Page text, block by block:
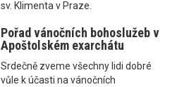
sv. Klimenta v Praze.
Pořad vánočních bohoslužeb v
Apoštolském exarchátu
Srdečně zveme všechny lidi dobré
vůle k účasti na vánočních